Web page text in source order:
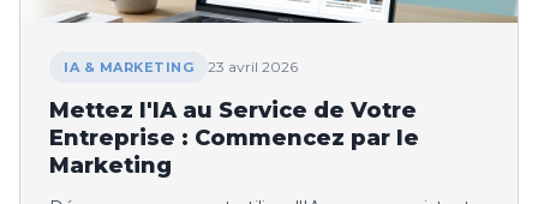
IA & MARKETING 23 avril 2026
Mettez l'IA au Service de Votre
Entreprise : Commencez par le
Marketing